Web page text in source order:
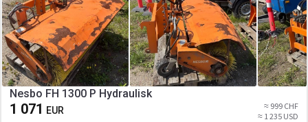
Nesbo FH 1300 P Hydraulisk
1 071 EUR
≈ 999 CHF
≈ 1 235 USD